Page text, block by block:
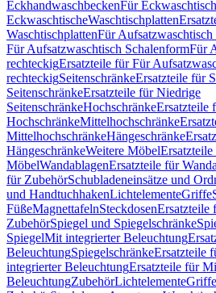
EckhandwaschbeckenFür
EckwaschtischeWaschtischplatten
WaschtischplattenFür
Für Aufsatzwaschtisch SchalenformFür
rechteckigErsatzteile für Für
rechteckigSeitenschränkeErsatzteile für
SeitenschränkeErsatzteile für Niedrige
SeitenschränkeHochschränkeErsatzteile
HochschränkeMittelhochschränke
MittelhochschränkeHängeschränke
HängeschränkeWeitere Möbel
MöbelWandablagenErsatzteile für
für ZubehörSchubladeneinsätze und
und HandtuchhakenLichtelementeGriffe
FüßeMagnettafelnSteckdosenErsatzteile
ZubehörSpiegel und Spiegelschränke
SpiegelMit integrierter Beleuchtung
BeleuchtungSpiegelschränkeErsatzteile
integrierter BeleuchtungErsatzteile für
BeleuchtungZubehörLichtelementeGriffe